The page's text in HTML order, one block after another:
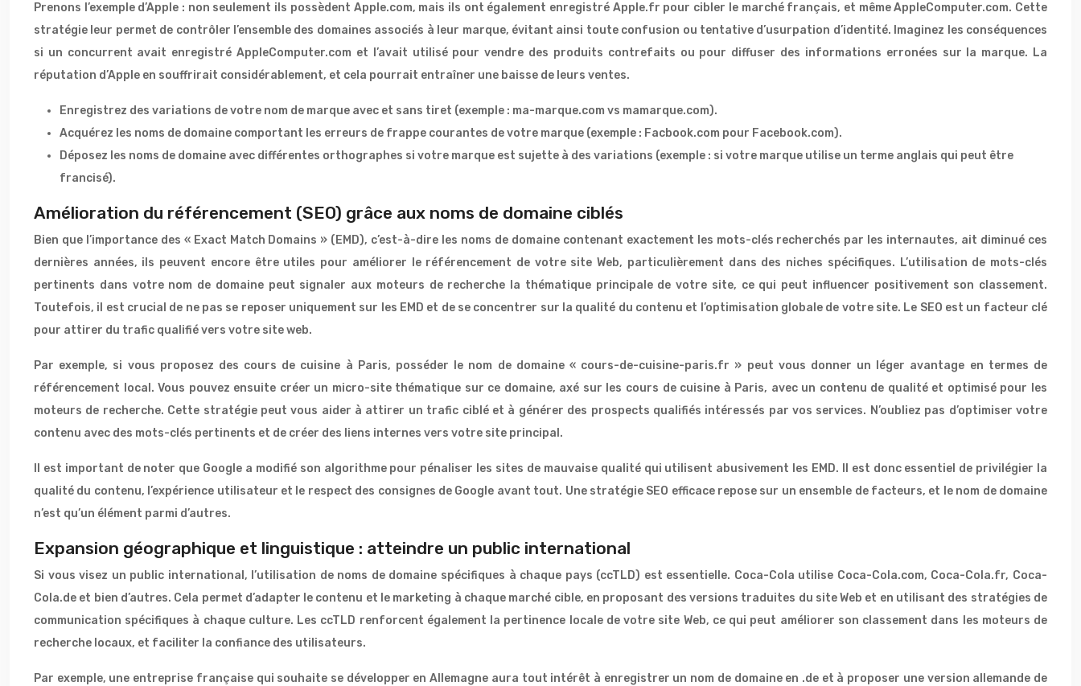
Prenons l’exemple d’Apple : non seulement ils possèdent Apple.com, mais ils ont également enregistré Apple.fr pour cibler le marché français, et même AppleComputer.com. Cette
stratégie leur permet de contrôler l’ensemble des domaines associés à leur marque, évitant ainsi toute confusion ou tentative d’usurpation d’identité. Imaginez les conséquences
si un concurrent avait enregistré AppleComputer.com et l’avait utilisé pour vendre des produits contrefaits ou pour diffuser des informations erronées sur la marque. La
réputation d’Apple en souffrirait considérablement, et cela pourrait entraîner une baisse de leurs ventes.
Enregistrez des variations de votre nom de marque avec et sans tiret (exemple : ma-marque.com vs mamarque.com).
Acquérez les noms de domaine comportant les erreurs de frappe courantes de votre marque (exemple : Facbook.com pour Facebook.com).
Déposez les noms de domaine avec différentes orthographes si votre marque est sujette à des variations (exemple : si votre marque utilise un terme anglais qui peut être
francisé).
Amélioration du référencement (SEO) grâce aux noms de domaine ciblés
Bien que l’importance des « Exact Match Domains » (EMD), c’est-à-dire les noms de domaine contenant exactement les mots-clés recherchés par les internautes, ait diminué ces
dernières années, ils peuvent encore être utiles pour améliorer le référencement de votre site Web, particulièrement dans des niches spécifiques. L’utilisation de mots-clés
pertinents dans votre nom de domaine peut signaler aux moteurs de recherche la thématique principale de votre site, ce qui peut influencer positivement son classement.
Toutefois, il est crucial de ne pas se reposer uniquement sur les EMD et de se concentrer sur la qualité du contenu et l’optimisation globale de votre site. Le SEO est un facteur clé
pour attirer du trafic qualifié vers votre site web.
Par exemple, si vous proposez des cours de cuisine à Paris, posséder le nom de domaine « cours-de-cuisine-paris.fr » peut vous donner un léger avantage en termes de
référencement local. Vous pouvez ensuite créer un micro-site thématique sur ce domaine, axé sur les cours de cuisine à Paris, avec un contenu de qualité et optimisé pour les
moteurs de recherche. Cette stratégie peut vous aider à attirer un trafic ciblé et à générer des prospects qualifiés intéressés par vos services. N’oubliez pas d’optimiser votre
contenu avec des mots-clés pertinents et de créer des liens internes vers votre site principal.
Il est important de noter que Google a modifié son algorithme pour pénaliser les sites de mauvaise qualité qui utilisent abusivement les EMD. Il est donc essentiel de privilégier la
qualité du contenu, l’expérience utilisateur et le respect des consignes de Google avant tout. Une stratégie SEO efficace repose sur un ensemble de facteurs, et le nom de domaine
n’est qu’un élément parmi d’autres.
Expansion géographique et linguistique : atteindre un public international
Si vous visez un public international, l’utilisation de noms de domaine spécifiques à chaque pays (ccTLD) est essentielle. Coca-Cola utilise Coca-Cola.com, Coca-Cola.fr, Coca-
Cola.de et bien d’autres. Cela permet d’adapter le contenu et le marketing à chaque marché cible, en proposant des versions traduites du site Web et en utilisant des stratégies de
communication spécifiques à chaque culture. Les ccTLD renforcent également la pertinence locale de votre site Web, ce qui peut améliorer son classement dans les moteurs de
recherche locaux, et faciliter la confiance des utilisateurs.
Par exemple, une entreprise française qui souhaite se développer en Allemagne aura tout intérêt à enregistrer un nom de domaine en .de et à proposer une version allemande de